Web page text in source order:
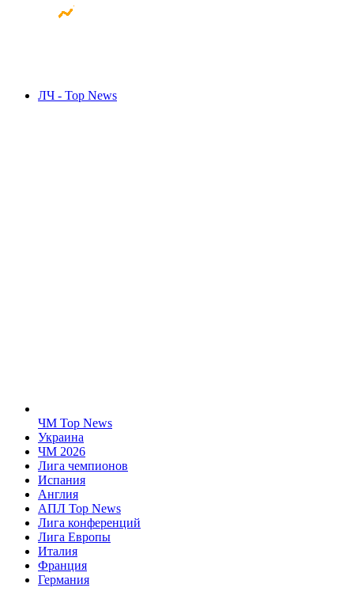
ЛЧ - Top News
ЧМ Top News
Украина
ЧМ 2026
Лига чемпионов
Испания
Англия
АПЛ Top News
Лига конференций
Лига Европы
Италия
Франция
Германия